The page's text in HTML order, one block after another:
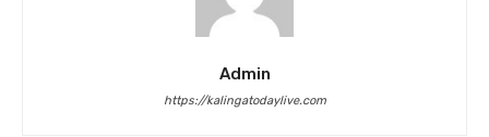
Admin
https://kalingatodaylive.com